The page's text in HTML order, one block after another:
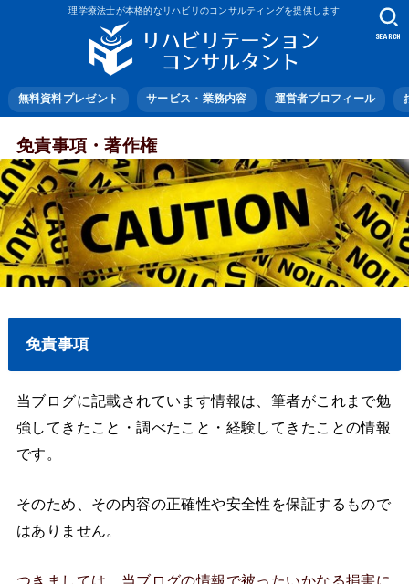
理学療法士が本格的なリハビリのコンサルティングを提供します
無料資料プレゼント サービス・業務内容 運営者プロフィール
SEARCH
免責事項・著作権
免責事項
当ブログに記載されています情報は、筆者がこれまで勉
強してきたこと・調べたこと・経験してきたことの情報
です。
そのため、その内容の正確性や安全性を保証するもので
はありません。